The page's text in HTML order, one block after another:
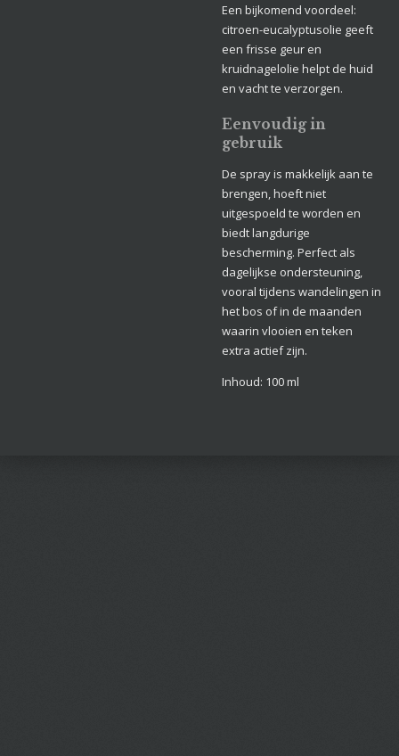
Een bijkomend voordeel:
citroen-eucalyptusolie geeft
een frisse geur en
kruidnagelolie helpt de huid
en vacht te verzorgen.
Eenvoudig in
gebruik
De spray is makkelijk aan te
brengen, hoeft niet
uitgespoeld te worden en
biedt langdurige
bescherming. Perfect als
dagelijkse ondersteuning,
vooral tijdens wandelingen in
het bos of in de maanden
waarin vlooien en teken
extra actief zijn.
Inhoud: 100 ml